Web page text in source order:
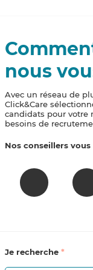
nous
Avec un réseau de
Click&Care
candidats pour votre
besoins de
Nos conseillers
Je recherche